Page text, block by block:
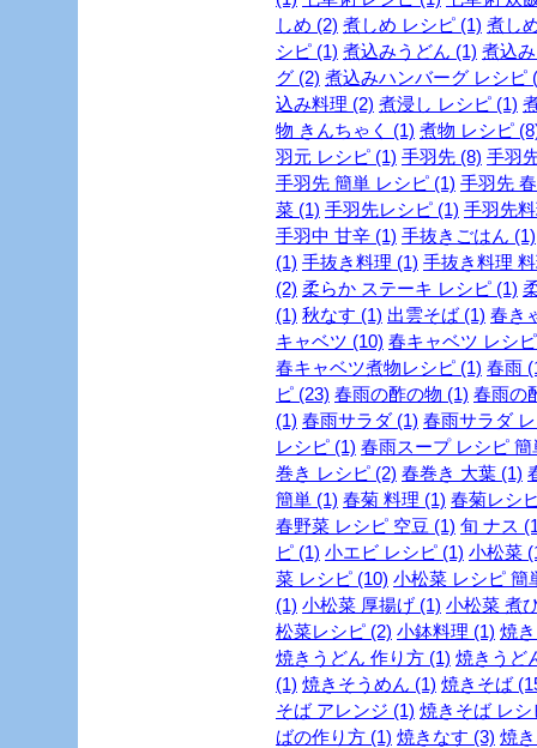
しめ (2) 煮しめ レシピ (1) 煮し
シピ (1) 煮込みうどん (1) 煮込
グ (2) 煮込みハンバーグ レシピ
込み料理 (2) 煮浸し レシピ (1)
物 きんちゃく (1) 煮物 レシピ
羽元 レシピ (1) 手羽先 (8) 手羽
手羽先 簡単 レシピ (1) 手羽先
菜 (1) 手羽先レシピ (1) 手羽先
手羽中 甘辛 (1) 手抜きごはん (1)
(1) 手抜き料理 (1) 手抜き料理
(2) 柔らか ステーキ レシピ (1)
(1) 秋なす (1) 出雲そば (1) 春き
キャベツ (10) 春キャベツ レシ
春キャベツ煮物レシピ (1) 春雨
ピ (23) 春雨の酢の物 (1) 春雨の
(1) 春雨サラダ (1) 春雨サラダ
レシピ (1) 春雨スープ レシピ 簡
巻き レシピ (2) 春巻き 大葉 (1)
簡単 (1) 春菊 料理 (1) 春菊レシ
春野菜 レシピ 空豆 (1) 旬 ナス
ピ (1) 小エビ レシピ (1) 小松菜
菜 レシピ (10) 小松菜 レシピ 簡
(1) 小松菜 厚揚げ (1) 小松菜 煮
松菜レシピ (2) 小鉢料理 (1) 焼
焼きうどん 作り方 (1) 焼きうど
(1) 焼きそうめん (1) 焼きそば
そば アレンジ (1) 焼きそば レシ
ばの作り方 (1) 焼きなす (3) 焼